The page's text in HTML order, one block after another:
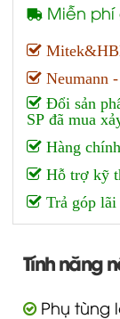
Miễn phí
Neumann
Đổi sản
SP đã mua
Hàng
Hỗ trợ kỹ
Trả góp lãi
Tính năng
Phụ tùng